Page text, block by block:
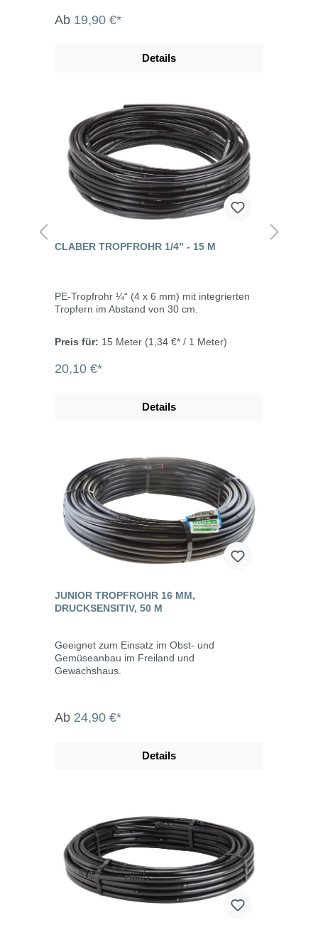
Ab 19,90 €*
Details
CLABER TROPFROHR 1/4” - 15 M
PE-Tropfrohr ¼“ (4 x 6 mm) mit integrierten
Tropfern im Abstand von 30 cm.
Preis für: 15 Meter (1,34 €* / 1 Meter)
20,10 €*
Details
JUNIOR TROPFROHR 16 MM,
DRUCKSENSITIV, 50 M
Geeignet zum Einsatz im Obst- und
Gemüseanbau im Freiland und
Gewächshaus.
Ab 24,90 €*
Details